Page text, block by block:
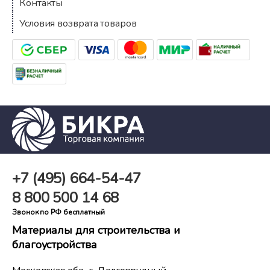
Контакты
Условия возврата товаров
+7 (495) 664-54-47
8 800500 14 68
Звонок по РФ бесплатный
Материалы для строительства и
благоустройства